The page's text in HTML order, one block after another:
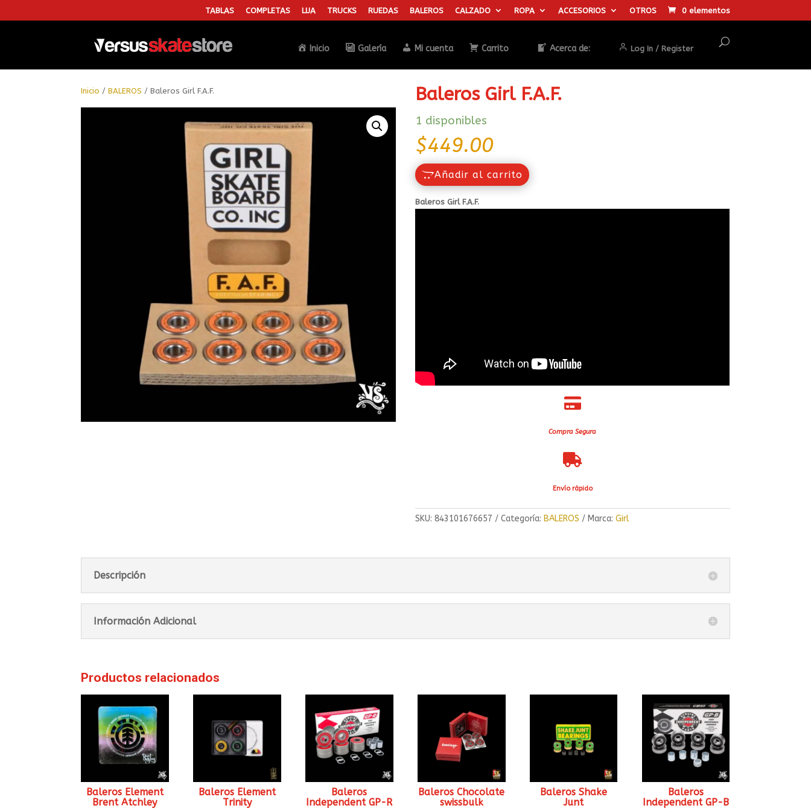
TABLAS COMPLETAS LIJA TRUCKS RUEDAS BALEROS CALZADO ROPA ACCESORIOS OTROS 0 elementos
Inicio Galería Mi cuenta Carrito Acerca de: Log In / Register
Búsqueda
Inicio /BALEROS / Baleros Girl F.A.F. Baleros Girl F.A.F.
1 disponibles
$449.00
Añadir al carrito
Baleros Girl F.A.F.

Compra Segura

Envío rápido
SKU:843101676657 Categoría: BALEROS Marca:Girl
Descripción
Información Adicional
Productos relacionados
Baleros Element
Brent Atchley
Baleros Element
Trinity
Baleros
Independent GP-R
Baleros Chocolate
swissbulk
Baleros Shake
Junt
Baleros
Independent GP-B